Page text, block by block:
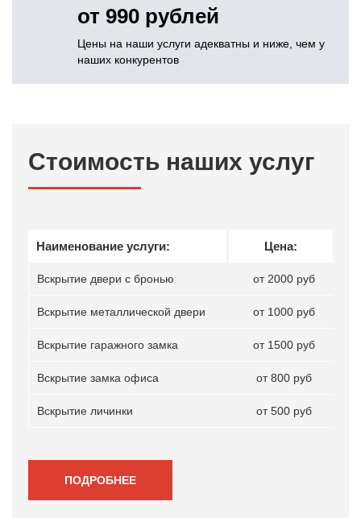
от 990 рублей
Цены на наши услуги адекватны и ниже, чем у
наших конкурентов
Стоимость наших услуг
Наименование услуги: Цена:
Вскрытие двери с бронью от 2000 руб
Вскрытие металлической двери от 1000 руб
Вскрытие гаражного замка от 1500 руб
Вскрытие замка офиса от 800 руб
Вскрытие личинки от 500 руб
ПОДРОБНЕЕ